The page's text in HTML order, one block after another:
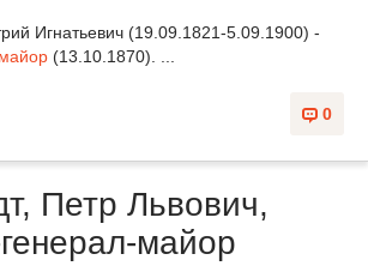
Игнатьевич (19.09.1821-5.09.1900) -
(13.10.1870). ...
0
Петр Львович,
майор